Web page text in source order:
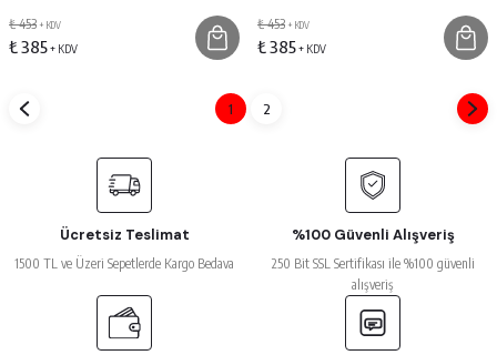
₺ 453 + KDV
₺ 385+ KDV
₺ 453 + KDV
₺ 385+ KDV
1 2
Ücretsiz Teslimat
1500 TL ve Üzeri Sepetlerde Kargo Bedava
%100 Güvenli Alışveriş
250 Bit SSL Sertifikası ile %100 güvenli
alışveriş